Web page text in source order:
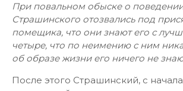
При повальном обыске о
Страшинского отозвались под
помещика, что они знают его с
четыре, что по неимению с ним
об образе жизни его ничего не
После этого Страшинский, с